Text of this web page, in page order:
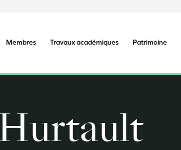
Membres Travaux académiques Patrimoine